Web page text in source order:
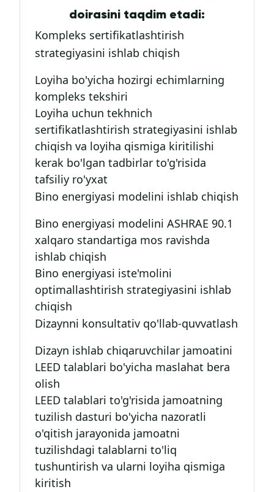
doirasini taqdim etadi:
Kompleks sertifikatlashtirish
strategiyasini ishlab chiqish
Loyiha bo'yicha hozirgi echimlarning
kompleks tekshiri
Loyiha uchun tekhnich
sertifikatlashtirish strategiyasini ishlab
chiqish va loyiha qismiga kiritilishi
kerak bo'lgan tadbirlar to'g'risida
tafsiliy ro'yxat
Bino energiyasi modelini ishlab chiqish
Bino energiyasi modelini ASHRAE 90.1
xalqaro standartiga mos ravishda
ishlab chiqish
Bino energiyasi iste'molini
optimallashtirish strategiyasini ishlab
chiqish
Dizaynni konsultativ qo'llab-quvvatlash
Dizayn ishlab chiqaruvchilar jamoatini
LEED talablari bo'yicha maslahat bera
olish
LEED talablari to'g'risida jamoatning
tuzilish dasturi bo'yicha nazoratli
o'qitish jarayonida jamoatni
tuzilishdagi talablarni to'liq
tushuntirish va ularni loyiha qismiga
kiritish